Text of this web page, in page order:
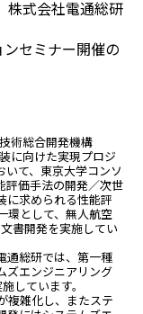
株式会社電通総研
セミナー開催の
術総合開発機構
に向けた実現プロジ
いて、東京大学コンソ
評価手法の開発／次世
に求められる性能評
環として、無人航空
書開発を実施してい
通総研では、第一種
ズエンジニアリング
しています。
複雑化し、またステ